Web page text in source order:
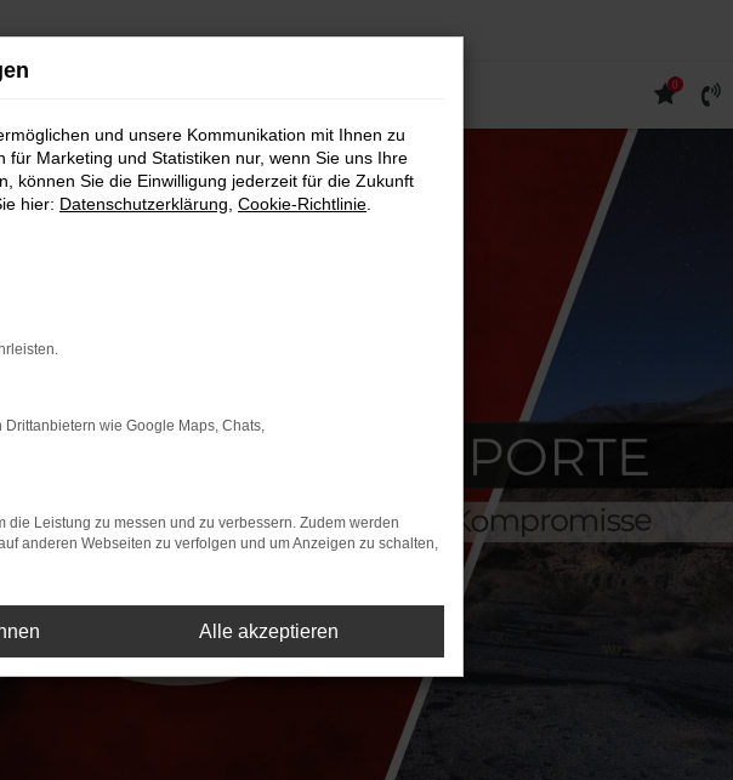
0
und unsere Kommunikation mit Ihnen zu
Marketing und Statistiken nur, wenn Sie uns Ihre
können Sie die Einwilligung jederzeit für die Zukunft
hier: Datenschutzerklärung Cookie-Richtlinie
wie Google Maps, Chats,
Leistung zu messen und zu verbessern. Zudem werden
anderen Webseiten zu verfolgen und um Anzeigen zu schalten,
Alle akzeptieren